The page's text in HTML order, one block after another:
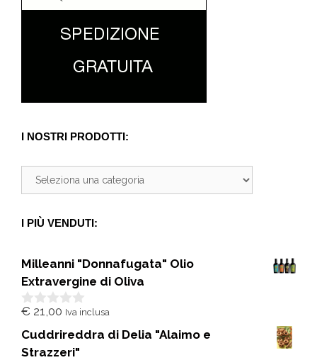
I NOSTRI PRODOTTI:
I PIÙ VENDUTI:
Milleanni "Donnafugata" Olio
Extravergine di Oliva
0
u
5
€ 21,00 Iva inclusa
Cuddrireddra di Delia "Alaimo e
Strazzeri"